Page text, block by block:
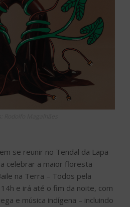
se reunir no Tendal da Lapa
celebrar a maior floresta
na Terra – Todos pela
e irá até o fim da noite, com
e música indígena – incluindo